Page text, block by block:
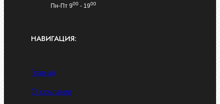
Пн-Пт 900 - 1900
НАВИГАЦИЯ:
Главная
О компании